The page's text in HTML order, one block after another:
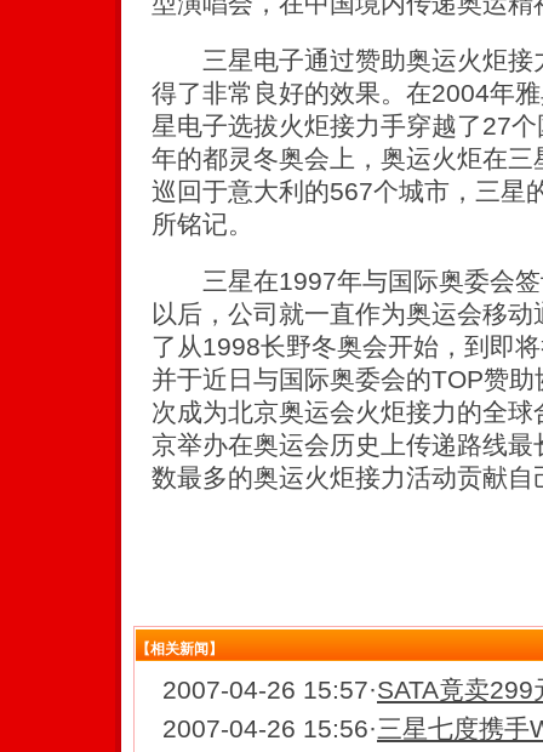
三星电子通过赞助奥运火炬接
得了非常良好的效果。在2004年
星电子选拔火炬接力手穿越了27
年的都灵冬奥会上，奥运火炬在
巡回于意大利的567个城市，三星
所铭记。
三星在1997年与国际奥委会签
以后，公司就一直作为奥运会移
了从1998长野冬奥会开始，到即
并于近日与国际奥委会的TOP赞
次成为北京奥运会火炬接力的全
京举办在奥运会历史上传递路线
数最多的奥运火炬接力活动贡献自
【相关新闻】
2007-04-26 15:57·SATA竟卖
2007-04-26 15:56·三星七度携手